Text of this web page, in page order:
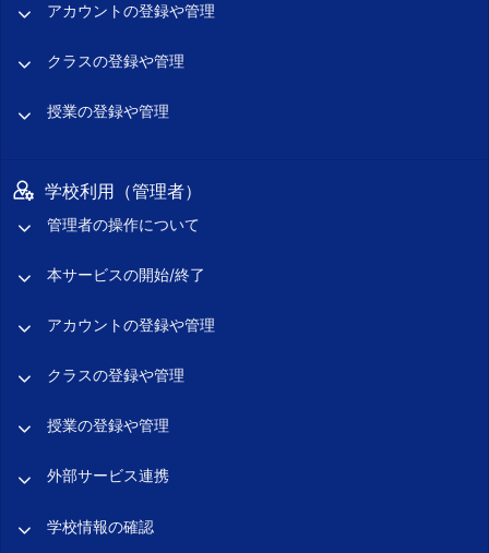
アカウントの登録や管理
クラスの登録や管理
授業の登録や管理
学校利用（管理者）
管理者の操作について
本サービスの開始/終了
アカウントの登録や管理
クラスの登録や管理
授業の登録や管理
外部サービス連携
学校情報の確認